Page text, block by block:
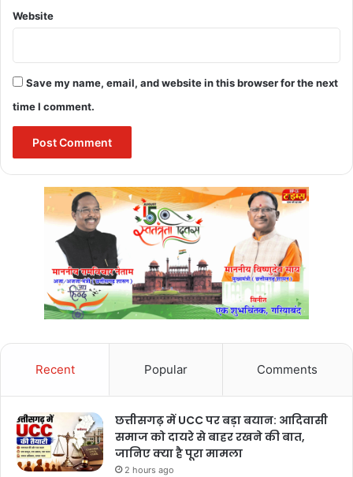
कोई गलत इरादा नहीं है। इसके लिए हम माफी चाहते हैं।
चर्च में टॉप पोजिशन रखने वाले
लोगों पर उठे थे सवाल
खुद जांच की पहली की थी। इस जर्मन लॉ फर्म को यह जिम्मेदारी दी गई थी कि वो
1945 से 2019 के दौरान हुए मामलों की जांच करे। उसे खास हिदायत यह देखने
के लिए दी गई थी कि क्या चर्च के आला पदों पर बैठे लोगों ने अपनी जिम्मेदारियों को
Website
Save my name, email, and website in this browser for the next
time I comment.
Recent Popular Comments
छत्तीसगढ़ में UCC पर बड़ा बयान: आदिवासी
समाज को दायरे से बाहर रखने की बात,
जानिए क्या है पूरा मामला
2 hours ago